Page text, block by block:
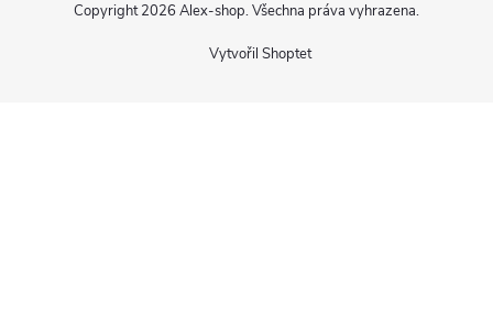
Vytvořil Shoptet
Copyright 2026 Alex-shop. Všechna práva vyhrazena.